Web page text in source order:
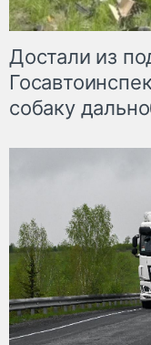
Достали из
собаку